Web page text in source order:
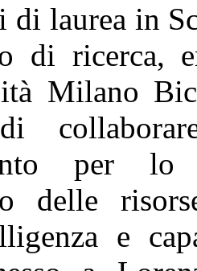
di laurea in
di ricerca,
Milano
di
per
delle
e